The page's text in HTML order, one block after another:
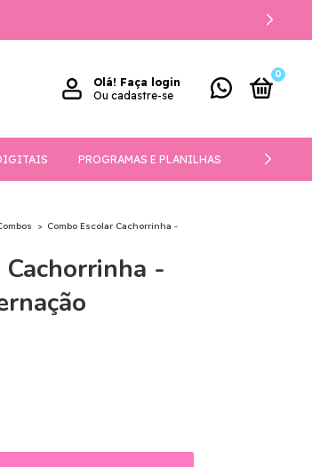
Olá! Faça login
Ou cadastre-se
0
PROGRAMAS E PLANILHAS
> Combo Escolar Cachorrinha -
-